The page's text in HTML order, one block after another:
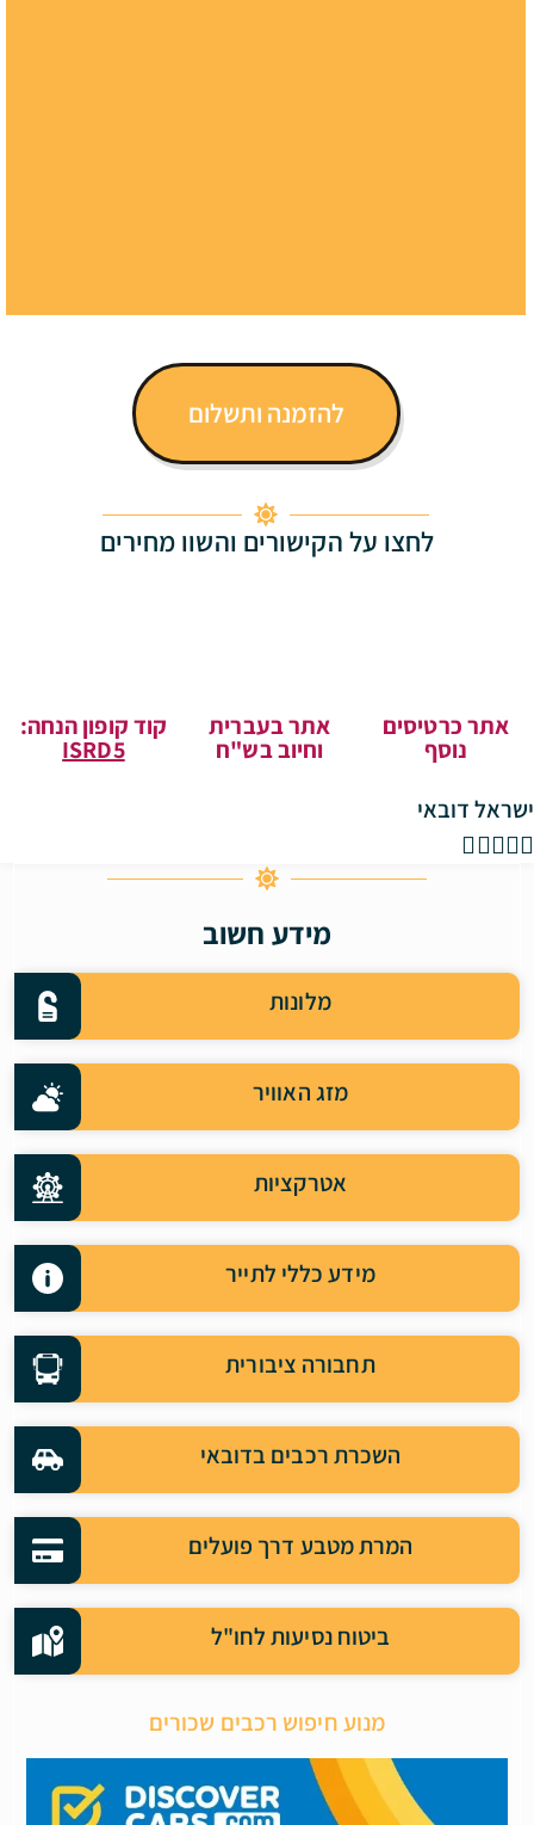
להזמנה ותשלום
לחצו על הקישורים והשוו מחירים
אתר כרטיסים
נוסף
אתר בעברית
וחיוב בש"ח
קוד קופון הנחה:
ISRD5
ישראל דובאי

מידע חשוב
מלונות
מזג האוויר
אטרקציות
מידע כללי לתייר
תחבורה ציבורית
השכרת רכבים בדובאי
המרת מטבע דרך פועלים
ביטוח נסיעות לחו"ל
מנוע חיפוש רכבים שכורים